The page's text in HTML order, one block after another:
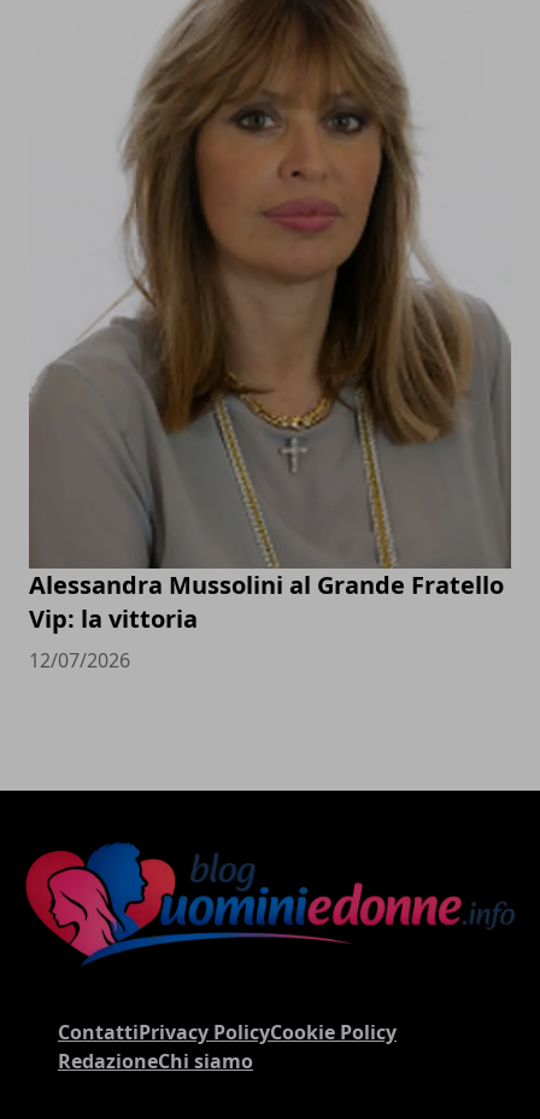
Alessandra Mussolini al Grande Fratello
Vip: la vittoria
12/07/2026
ContattiPrivacy PolicyCookie Policy
RedazioneChi siamo